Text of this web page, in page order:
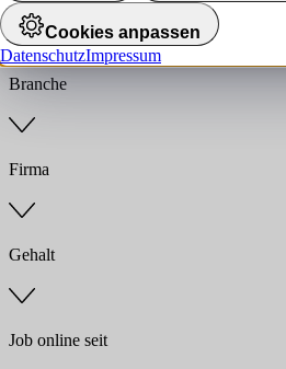
Branche
Firma
Gehalt
Job online seit
Cookies anpassen
DatenschutzImpressum